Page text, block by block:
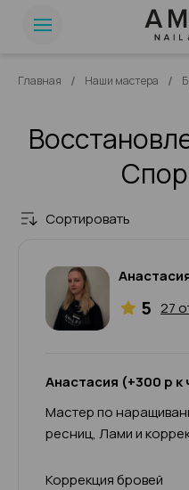
Главная / Наши мастера /
Сортировать
5 27
Анастасия (+300 р к
Мастер по
ресниц, Лами и
Коррекция бровей